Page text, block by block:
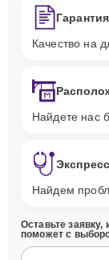
Качество на
Найдете нас
Найдем
Оставьте
поможет с